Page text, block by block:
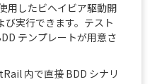
用したビヘイビア駆動開
び実行できます。テスト
テンプレートが用意さ
内で直接 BDD シナリ